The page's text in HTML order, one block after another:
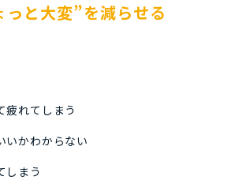
と大変”を減らせる
疲れてしまう
いかわからない
しまう